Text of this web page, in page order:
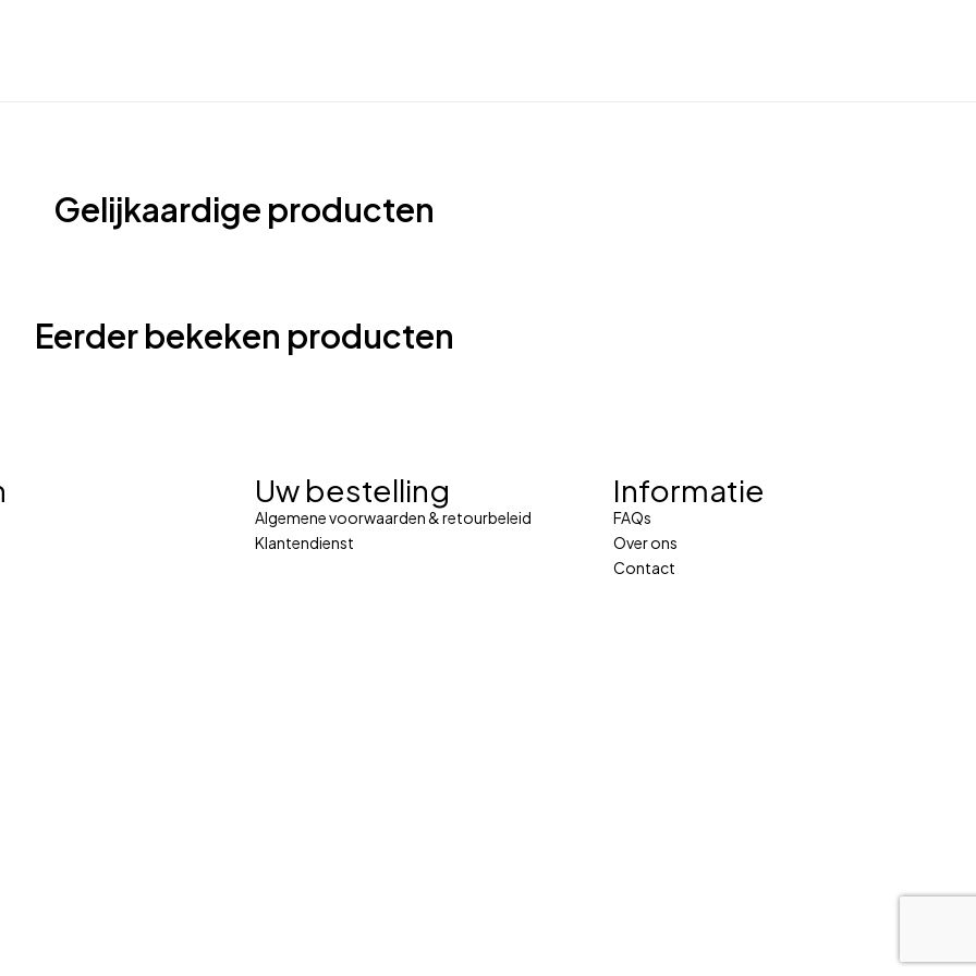
Gelijkaardige producten
Eerder bekeken producten
Uw bestelling
Algemene voorwaarden & retourbeleid
Klantendienst
Informatie
FAQs
Over ons
Contact